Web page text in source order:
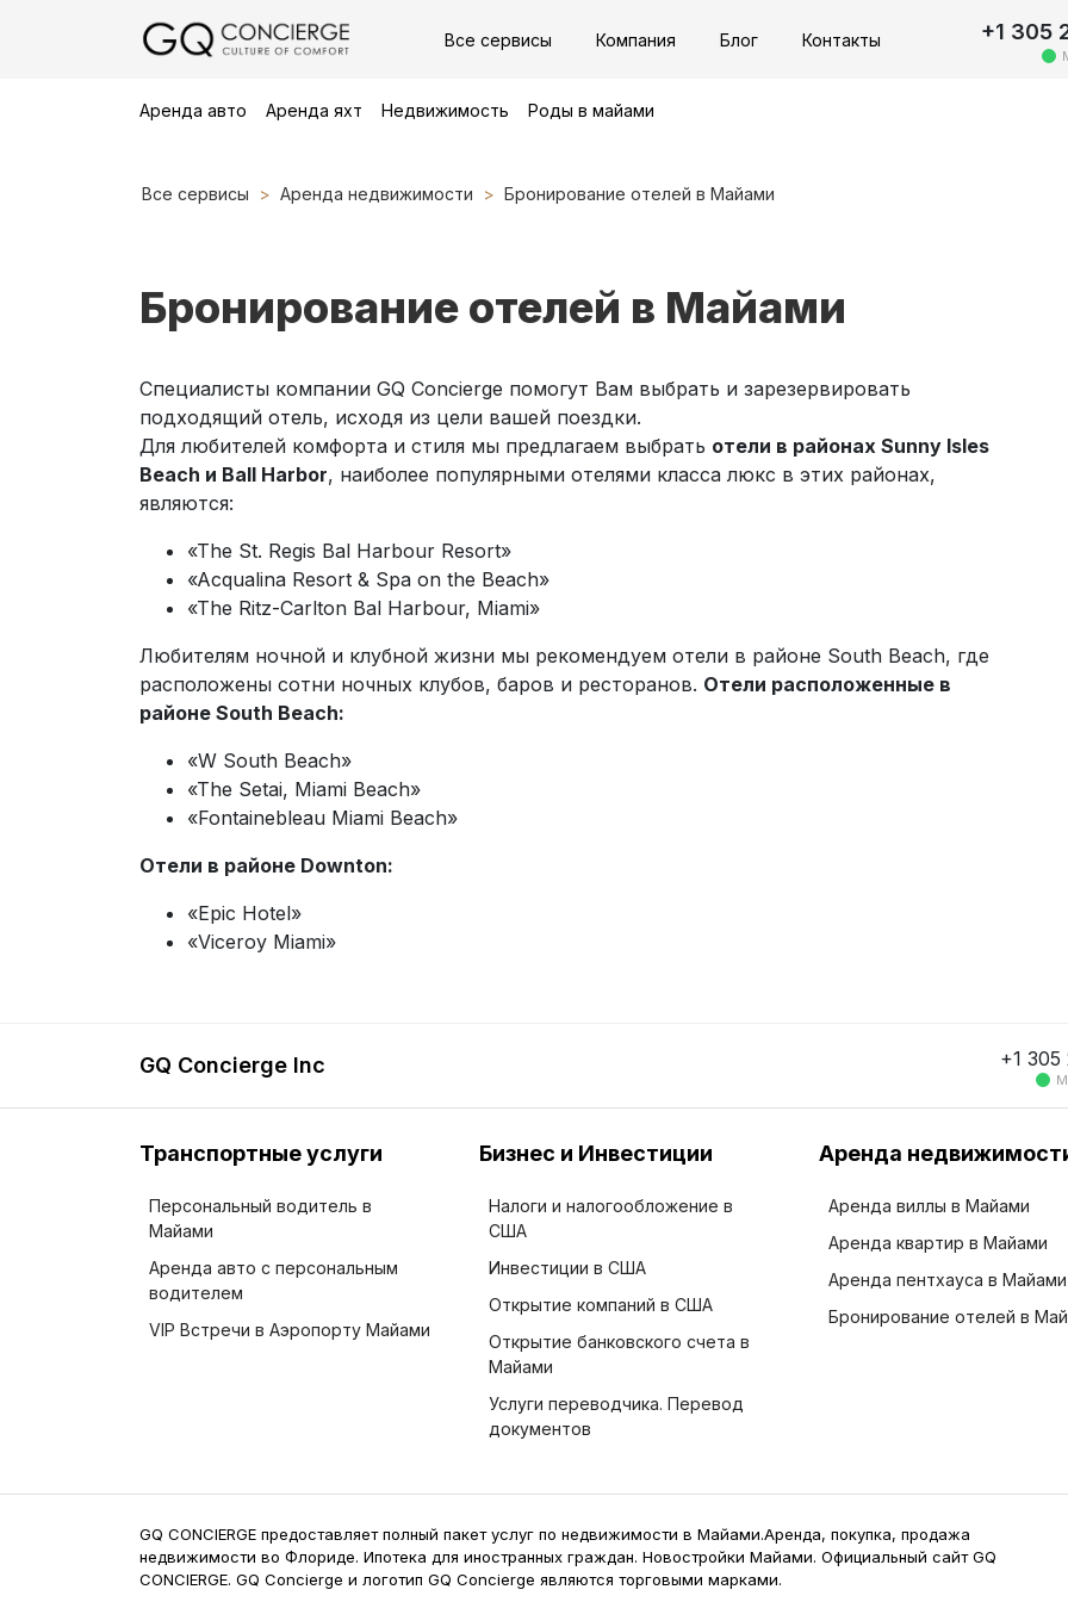
Все сервисы Компания Блог Контакты +1 305
Аренда авто Аренда яхт Недвижимость Роды в майами
Все сервисы Аренда недвижимости Бронирование отелей в Майами
Бронирование отелей в Майами
Специалисты компании GQ Concierge помогут Вам выбрать и зарезервировать
подходящий отель, исходя из цели вашей поездки.
Для любителей комфорта и стиля мы предлагаем выбрать отели в районах Sunny Isles
Beach и Ball Harbor, наиболее популярными отелями класса люкс в этих районах,
являются:
«The St. Regis Bal Harbour Resort»
«Acqualina Resort & Spa on the Beach»
«The Ritz-Carlton Bal Harbour, Miami»
Любителям ночной и клубной жизни мы рекомендуем отели в районе South Beach, где
расположены сотни ночных клубов, баров и ресторанов. Отели расположенные в
районе South Beach:
«W South Beach»
«The Setai, Miami Beach»
«Fontainebleau Miami Beach»
Отели в районе Downton:
«Epic Hotel»
«Viceroy Miami»
GQ Concierge Inc +1 305
Транспортные услуги
Персональный водитель в
Майами
Аренда авто с персональным
водителем
VIP Встречи в Аэропорту Майами
Бизнес и Инвестиции
Налоги и налогообложение в
США
Инвестиции в США
Открытие компаний в США
Открытие банковского счета в
Майами
Услуги переводчика. Перевод
документов
Аренда
Аренда виллы в Майами
Аренда квартир в Майами
Аренда пентхауса в Майами
Бронирование отелей в
GQ CONCIERGE предоставляет полный пакет услуг по недвижимости в Майами.Аренда, покупка, продажа
недвижимости во Флориде. Ипотека для иностранных граждан. Новостройки Майами. Официальный сайт GQ
CONCIERGE. GQ Concierge и логотип GQ Concierge являются торговыми марками.